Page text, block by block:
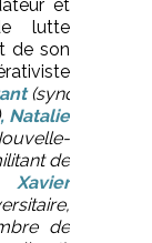
et
lutte
de son
(syndicaliste),
, Natalie
de
de